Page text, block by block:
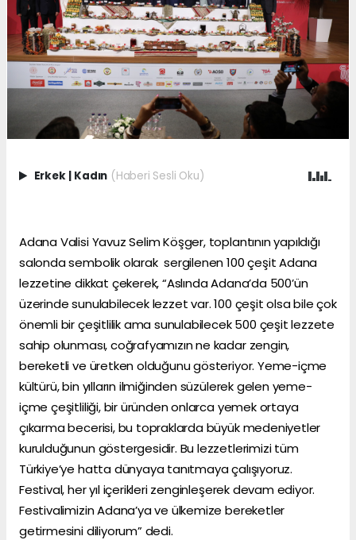
Erkek | Kadın (Haberi Sesli Oku)
Adana Valisi Yavuz Selim Köşger, toplantının yapıldığı
salonda sembolik olarak sergilenen 100 çeşit Adana
lezzetine dikkat çekerek, “Aslında Adana’da 500’ün
üzerinde sunulabilecek lezzet var. 100 çeşit olsa bile çok
önemli bir çeşitlilik ama sunulabilecek 500 çeşit lezzete
sahip olunması, coğrafyamızın ne kadar zengin,
bereketli ve üretken olduğunu gösteriyor. Yeme-içme
kültürü, bin yılların ilmiğinden süzülerek gelen yeme-
içme çeşitliliği, bir üründen onlarca yemek ortaya
çıkarma becerisi, bu topraklarda büyük medeniyetler
kurulduğunun göstergesidir. Bu lezzetlerimizi tüm
Türkiye’ye hatta dünyaya tanıtmaya çalışıyoruz.
Festival, her yıl içerikleri zenginleşerek devam ediyor.
Festivalimizin Adana’ya ve ülkemize bereketler
getirmesini diliyorum” dedi.